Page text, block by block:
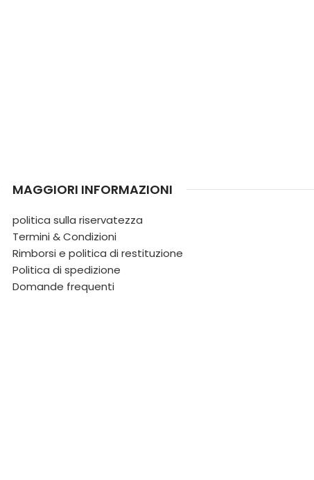
MAGGIORI INFORMAZIONI
politica sulla riservatezza
Termini & Condizioni
Rimborsi e politica di restituzione
Politica di spedizione
Domande frequenti